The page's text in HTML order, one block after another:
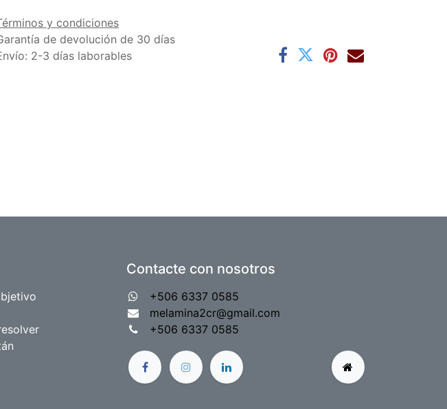
y condiciones
de devolución de 30 días
2-3 días laborables
Contacte con nosotros
+506 6337 0585
melamina2cr@gmail.com
+506 6337 0585